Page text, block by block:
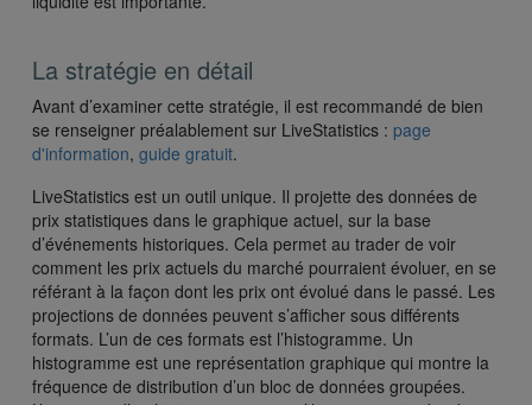
La stratégie en détail
Avant d’examiner cette stratégie, il est recommandé de bien
se renseigner préalablement sur LiveStatistics : page
d'information, guide gratuit.
LiveStatistics est un outil unique. Il projette des données de
prix statistiques dans le graphique actuel, sur la base
d’événements historiques. Cela permet au trader de voir
comment les prix actuels du marché pourraient évoluer, en se
référant à la façon dont les prix ont évolué dans le passé. Les
projections de données peuvent s’afficher sous différents
formats. L’un de ces formats est l’histogramme. Un
histogramme est une représentation graphique qui montre la
fréquence de distribution d’un bloc de données groupées.